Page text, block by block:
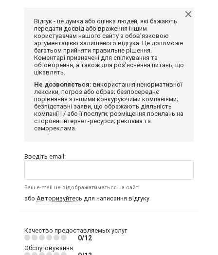
Відгук - це думка або оцінка людей, які бажають
передати досвід або враження іншим
користувачам нашого сайту з обов'язковою
аргументацією залишеного відгука. Це допоможе
багатьом прийняти правильне рішення.
Коментарі призначені для спілкування та
обговорення, а також для роз'яснення питань, що
цікавлять.
Не дозволяється: використання ненормативної
лексики, погроз або образ; безпосереднє
порівняння з іншими конкуруючими компаніями;
безпідставні заяви, що ображають діяльність
компанії і / або її послуги; розміщення посилань на
сторонні інтернет-ресурси; реклама та
самореклама.
Введіть email:
Ваш e-mail не відображатиметься на сайті
або Авторизуйтесь для написання відгуку
Качество предоставляемых услуг
0/12
Обслуговування